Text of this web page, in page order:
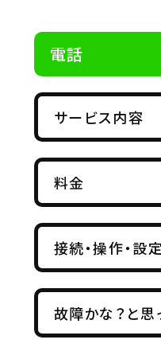
電話
サービス内容
料金
接続・操作・設定
故障かな？と思